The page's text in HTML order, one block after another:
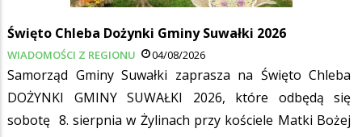
Święto Chleba Dożynki Gminy Suwałki 2026
WIADOMOŚCI Z REGIONU 04/08/2026
Samorząd Gminy Suwałki zaprasza na Święto Chleba
DOŻYNKI GMINY SUWAŁKI 2026, które odbędą się
sobotę 8. sierpnia w Żylinach przy kościele Matki Bożej